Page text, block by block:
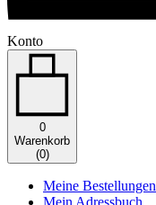
Konto
0
Warenkorb
(0)
Meine Bestellungen
Mein Adressbuch